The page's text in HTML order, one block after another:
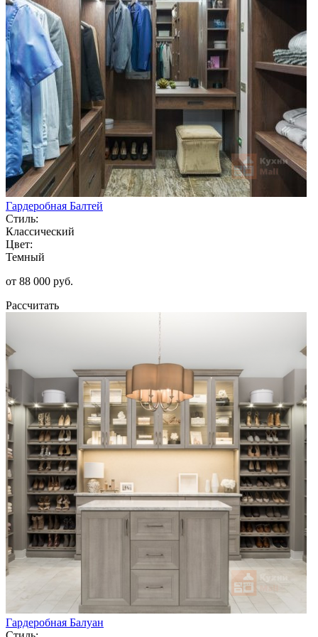
Гардеробная Балтей
Стиль:
Классический
Цвет:
Темный
от 88 000 руб.
Рассчитать
Гардеробная Балуан